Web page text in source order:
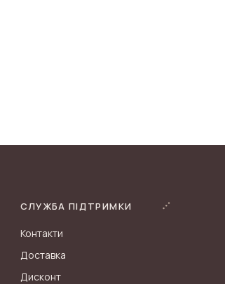
СЛУЖБА ПІДТРИМКИ
Контакти
Доставка
Дисконт